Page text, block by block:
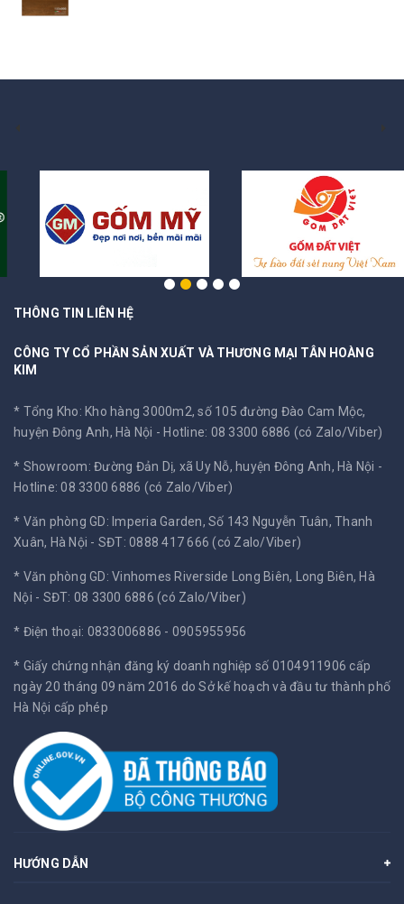
THÔNG TIN LIÊN HỆ
CÔNG TY CỔ PHẦN SẢN XUẤT VÀ THƯƠNG MẠI TÂN HOÀNG
KIM
* Tổng Kho: Kho hàng 3000m2, số 105 đường Đào Cam Mộc,
huyện Đông Anh, Hà Nội - Hotline: 08 3300 6886 (có Zalo/Viber)
* Showroom: Đường Đản Dị, xã Uy Nỗ, huyện Đông Anh, Hà Nội -
Hotline: 08 3300 6886 (có Zalo/Viber)
* Văn phòng GD: Imperia Garden, Số 143 Nguyễn Tuân, Thanh
Xuân, Hà Nội - SĐT: 0888 417 666 (có Zalo/Viber)
* Văn phòng GD: Vinhomes Riverside Long Biên, Long Biên, Hà
Nội - SĐT: 08 3300 6886 (có Zalo/Viber)
* Điện thoại: 0833006886 - 0905955956
* Giấy chứng nhận đăng ký doanh nghiệp số 0104911906 cấp
ngày 20 tháng 09 năm 2016 do Sở kế hoạch và đầu tư thành phố
Hà Nội cấp phép
HƯỚNG DẪN